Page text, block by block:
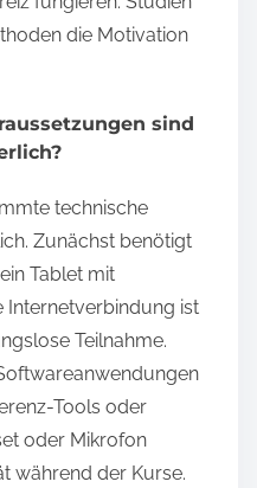
die Motivation
sind
technische
Zunächst benötigt
Tablet mit
Internetverbindung ist
Teilnahme.
Tools oder
oder Mikrofon
während der Kurse.